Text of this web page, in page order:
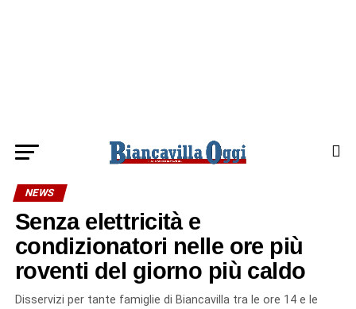
NEWS
Senza elettricità e
condizionatori nelle ore più
roventi del giorno più caldo
Disservizi per tante famiglie di Biancavilla tra le ore 14 e le